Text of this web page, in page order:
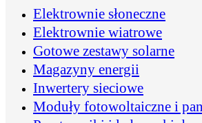
Elektrownie słoneczne
Elektrownie wiatrowe
Gotowe zestawy solarne
Magazyny energii
Inwertery sieciowe
Moduły fotowoltaiczne i